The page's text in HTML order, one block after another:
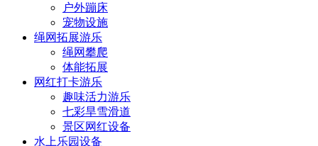
户外蹦床
宠物设施
绳网拓展游乐
绳网攀爬
体能拓展
网红打卡游乐
趣味活力游乐
七彩旱雪滑道
景区网红设备
水上乐园设备